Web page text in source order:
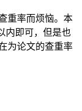
重率而烦恼。本
内即可，但是也
为论文的查重率